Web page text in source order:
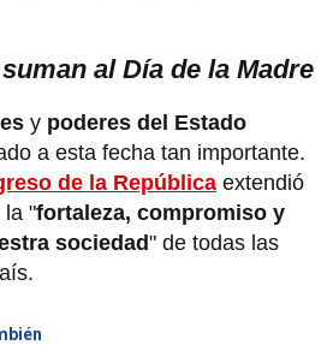
al Día de la Madre
y poderes del Estado
a esta fecha tan importante.
de la República extendió
la "fortaleza, compromiso y
sociedad" de todas las